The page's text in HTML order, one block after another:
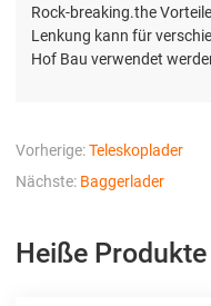
Rock-breaking.the
Lenkung kann für
Hof Bau verwendet
Vorherige:Teleskoplader
Nächste: Baggerlader
Heiße Produkte